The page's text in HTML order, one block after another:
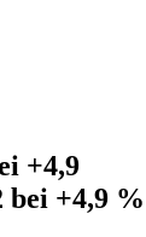
+4,9
+4,9 %